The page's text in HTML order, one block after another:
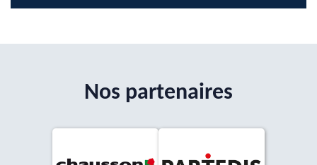
Nos partenaires